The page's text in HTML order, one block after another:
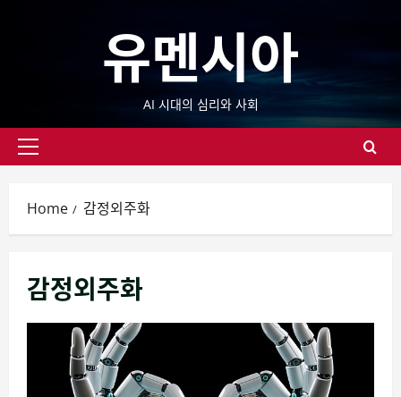
유멘시아
AI 시대의 심리와 사회
Primary
Home 감정외주화
감정외주화